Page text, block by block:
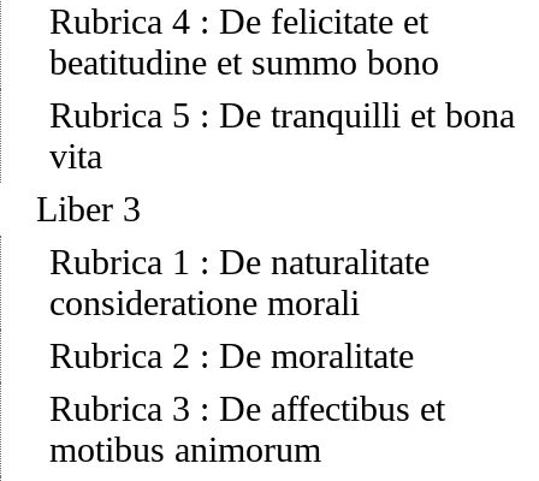
Rubrica 4 : De felicitate et
beatitudine et summo bono
Rubrica 5 : De tranquilli et bona
vita
Liber 3
Rubrica 1 : De naturalitate
consideratione morali
Rubrica 2 : De moralitate
Rubrica 3 : De affectibus et
motibus animorum